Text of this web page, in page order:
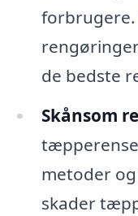
forbrugere.
de bedste
Skånsom
metoder
skader